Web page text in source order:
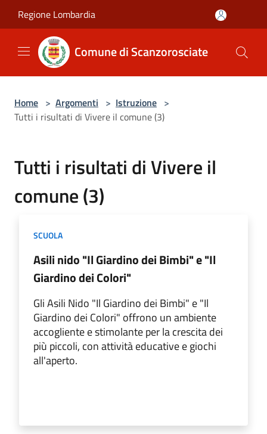
Regione Lombardia
Comune di Scanzorosciate
Home > Argomenti > Istruzione >
Tutti i risultati di Vivere il comune (3)
Tutti i risultati di Vivere il
comune (3)
SCUOLA
Asili nido "Il Giardino dei Bimbi" e "Il
Giardino dei Colori"
Gli Asili Nido "Il Giardino dei Bimbi" e "Il
Giardino dei Colori" offrono un ambiente
accogliente e stimolante per la crescita dei
più piccoli, con attività educative e giochi
all'aperto.